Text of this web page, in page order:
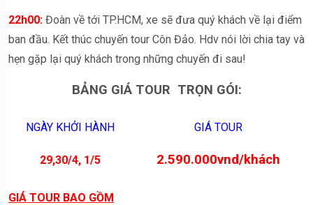
22h00: Đoàn về tới TP.HCM, xe sẽ đưa quý khách về lại điểm
ban đầu. Kết thúc chuyến tour Côn Đảo. Hdv nói lời chia tay và
hẹn gặp lại quý khách trong những chuyến đi sau!
BẢNG GIÁ TOUR TRỌN GÓI:
NGÀY KHỞI HÀNH GIÁ TOUR
29,30/4, 1/5 2.590.000vnd/khách
GIÁ TOUR BAO GỒM